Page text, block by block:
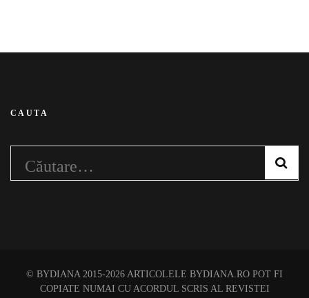
CAUTA
Caută
© BYDIANA 2015-2026 ARTICOLELE BYDIANA.RO POT FI
COPIATE NUMAI CU ACORDUL SCRIS AL REVISTEI